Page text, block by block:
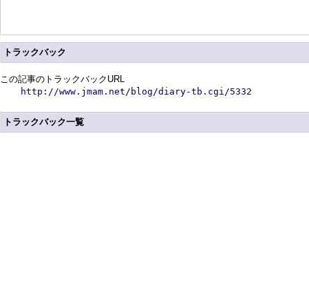
トラックバック
この記事のトラックバックURL
http://www.jmam.net/blog/diary-tb.cgi/5332
トラックバック一覧